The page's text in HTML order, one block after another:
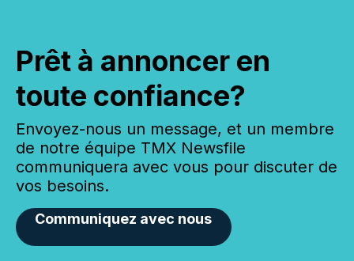
Prêt à annoncer en
toute confiance?
Envoyez-nous un message, et un membre
de notre équipe TMX Newsfile
communiquera avec vous pour discuter de
vos besoins.
Communiquez avec nous